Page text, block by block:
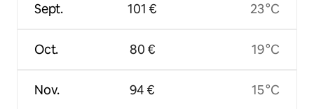
Sept.
Oct.
Nov.
101 €
80 €
94 €
23 °C
19 °C
15 °C